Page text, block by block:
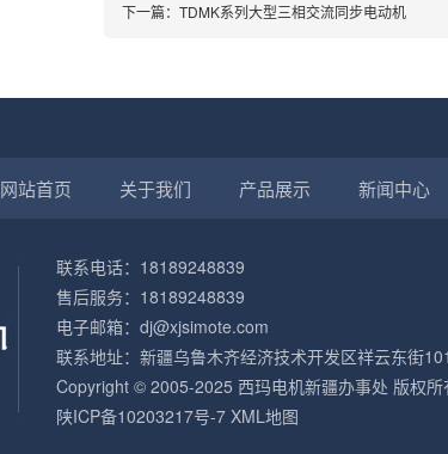
下一篇： TDMK系列大型三相交流同步电动机
网站首页 关于我们 产品展示 新闻中心
联系电话：18189248839
售后服务：18189248839
电子邮箱：dj@xjsimote.com
联系地址：新疆乌鲁木齐经济技术开发区祥云东街
Copyright © 2005-2025 西玛电机新疆办事处 版权所
陕ICP备10203217号-7 XML地图